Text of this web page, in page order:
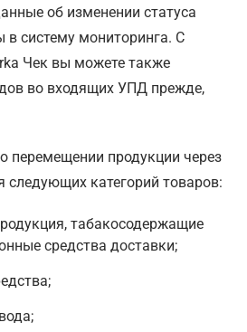
об изменении статуса
в систему мониторинга. С
Чек вы можете также
во входящих УПД прежде,
перемещении продукции через
категорий товаров:
табакосодержащие
средства доставки;